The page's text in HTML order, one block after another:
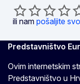
ili nam pošaljite
Predstavništvo
Ovim internetskim
Predstavništvo u